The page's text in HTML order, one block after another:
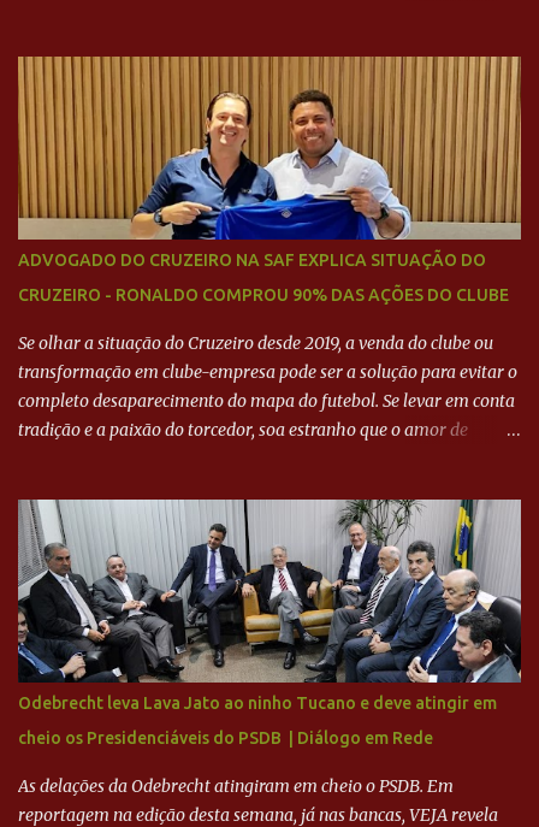
Neymar Pai nega
ADVOGADO DO CRUZEIRO NA SAF EXPLICA SITUAÇÃO DO
CRUZEIRO - RONALDO COMPROU 90% DAS AÇÕES DO CLUBE
Se olhar a situação do Cruzeiro desde 2019, a venda do clube ou
transformação em clube-empresa pode ser a solução para evitar o
completo desaparecimento do mapa do futebol. Se levar em conta
tradição e a paixão do torcedor, soa estranho que o amor de
feito imediatamente para pagamento de dívidas emergenciais e
investimentos no departamento de futebol. O projeto apresentado
para a recuperação do Cruzeiro, o aporte financeiro inicial, com
Ronaldo sendo solidário à dívida de R$ 1 bilhão a partir de agora,
mais o peso que o ex-atacante tem no mundo do futebol, além de
sua história na Raposa, pesaram para que um dos mais icônicos
camisas 9 acertasse a compra do clube. Fonte: Itatiaia Fonte:
ADVOGADO DO CRUZEIRO NA SAF EXPLICA SITUAÇÃO DO
CRUZEIRO - RONALDO COMPROU 90% DAS AÇÕES DO CLUBE
Odebrecht leva Lava Jato ao ninho Tucano e deve atingir em
cheio os Presidenciáveis do PSDB | Diálogo em Rede
As delações da Odebrecht atingiram em cheio o PSDB. Em
reportagem na edição desta semana, já nas bancas, VEJA revela